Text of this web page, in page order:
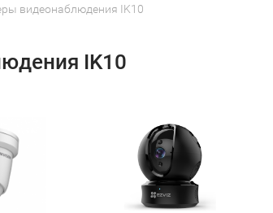
видеонаблюдения IK10
IK10